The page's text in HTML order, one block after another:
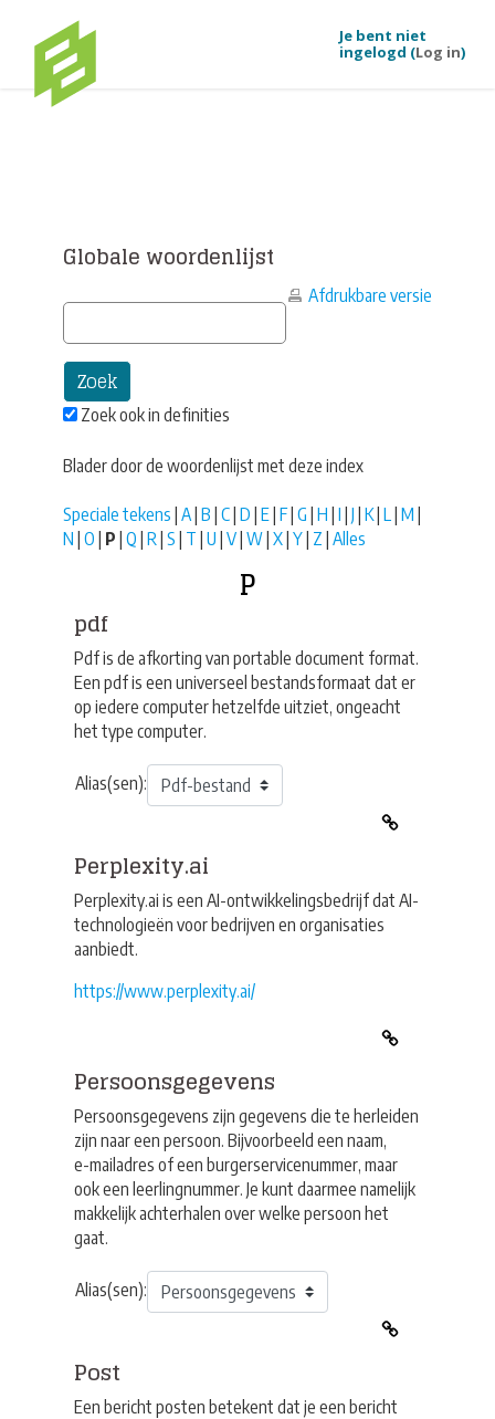
Je bent niet
ingelogd (Log in)
Globale woordenlijst
Afdrukbare versie
Zoek ook in definities
Blader door de woordenlijst met deze index
Speciale tekens A| B C D E F| G H I J K| L M
N O P Q R S T U V W X Y Z Alles
P
pdf
Pdf is de afkorting van portable document format.
Een pdf is een universeel bestandsformaat dat er
op iedere computer hetzelfde uitziet, ongeacht
het type computer.
Alias(sen):
Perplexity.ai
Perplexity.ai is een AI-ontwikkelingsbedrijf dat AI-
technologieën voor bedrijven en organisaties
aanbiedt.
https://www.perplexity.ai/
Persoonsgegevens
Persoonsgegevens zijn gegevens die te herleiden
zijn naar een persoon. Bijvoorbeeld een naam,
e-mailadres of een burgerservicenummer, maar
ook een leerlingnummer. Je kunt daarmee namelijk
makkelijk achterhalen over welke persoon het
gaat.
Alias(sen):
Post
Een bericht posten betekent dat je een bericht